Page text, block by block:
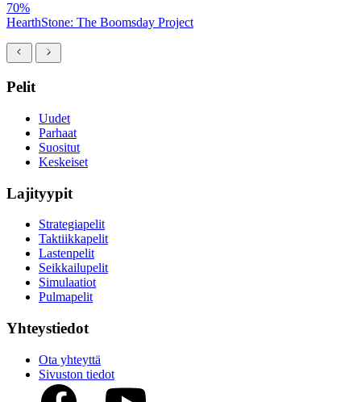
70%
HearthStone: The Boomsday Project
Pelit
Uudet
Parhaat
Suositut
Keskeiset
Lajityypit
Strategiapelit
Taktiikkapelit
Lastenpelit
Seikkailupelit
Simulaatiot
Pulmapelit
Yhteystiedot
Ota yhteyttä
Sivuston tiedot